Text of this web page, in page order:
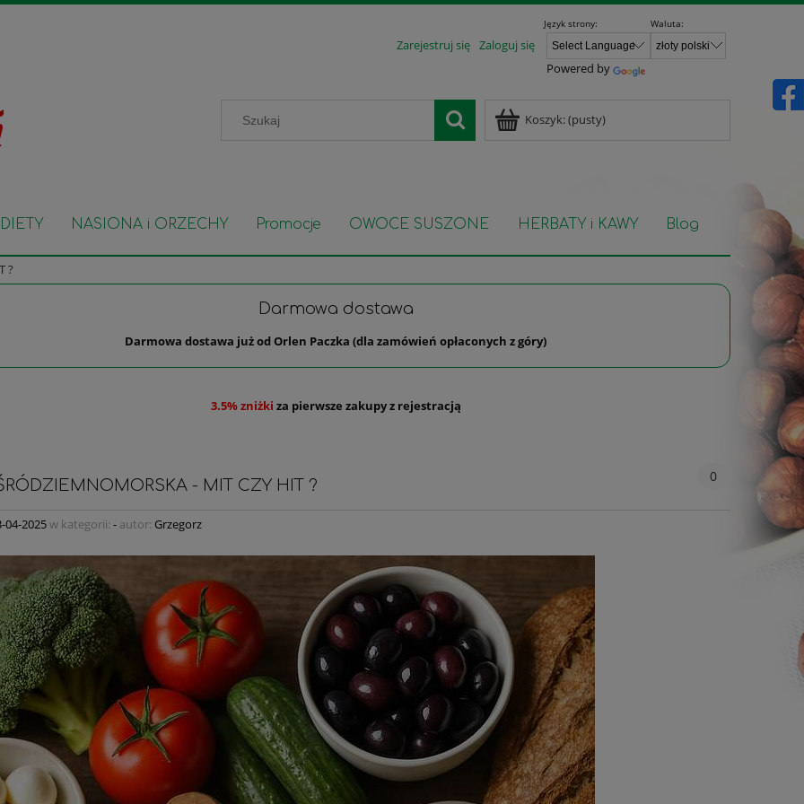
Zarejestruj się Zaloguj się
Język strony:
Powered by
Waluta:
Koszyk:(pusty)
NASIONA i ORZECHY Promocje OWOCE SUSZONE HERBATY i KAWY Blog
?
Darmowa dostawa
Darmowa dostawa już od Orlen Paczka (dla zamówień opłaconych z góry)
3.5% zniżki za pierwsze zakupy z rejestracją
- MIT CZY HIT ? 0
04-2025w kategorii: - autor: Grzegorz